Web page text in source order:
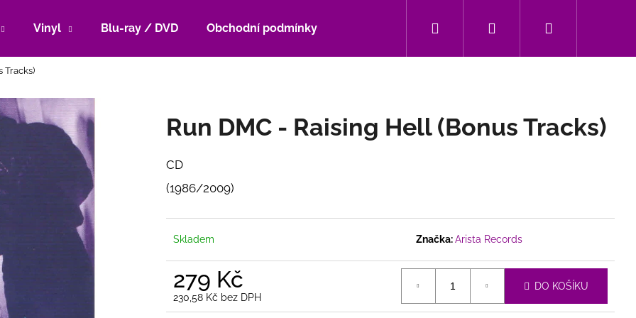
Vinyl Blu-ray / DVD Obchodní podmínky Přihlášení
Tracks)
Run DMC - Raising Hell (Bonus Tracks)
CD
(1986/2009)
Skladem Značka:Arista Records
279 Kč
230,58 Kč bez DPH
Měrná
DO KOŠÍKU
Co potřebujete najít?
HLEDAT
Doporučujeme
Následující